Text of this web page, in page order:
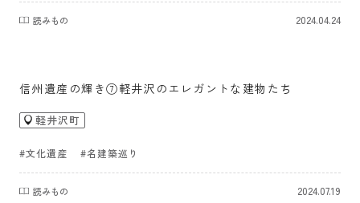
読みもの 2024.04.24
信州遺産の輝き⑦軽井沢のエレガントな建物たち
軽井沢町
#文化遺産 #名建築巡り
読みもの 2024.07.19